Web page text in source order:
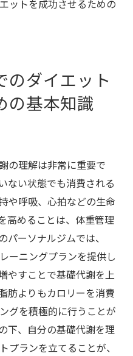
ットを成功させるための
のダイエット
の基本知識
の理解は非常に重要で
ない状態でも消費される
や呼吸、心拍などの生命
高めることは、体重管理
パーソナルジムでは、
ーニングプランを提供し
やすことで基礎代謝を上
肪よりもカロリーを消費
グを積極的に行うことが
下、自分の基礎代謝を理
プランを立てることが、